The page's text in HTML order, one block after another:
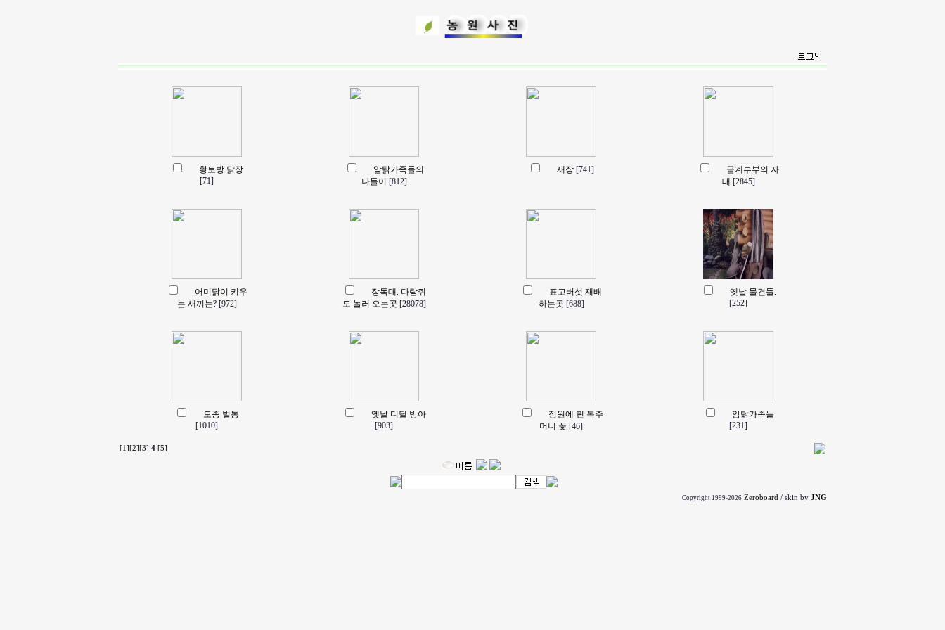
황토방 닭장
[71]
암탉가족들의
나들이
[812]
새장 [741]
금계부부의 자
태 [2845]
어미닭이 키우
는 새끼는?[972]
장독대. 다람쥐
도 놀러 오는곳 [28078]
표고버섯 재배
하는곳 [688]
옛날 물건들.
[252]
토종 벌통
[1010]
옛날 디딜 방아
[903]
정원에 핀 복주
머니 꽃 [46]
암탉가족들
[231]
[1] [2] [3] 4 [5]
Copyright 1999-2026 Zeroboard / skin by JNG